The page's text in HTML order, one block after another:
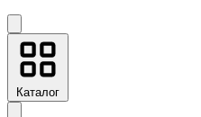
Каталог